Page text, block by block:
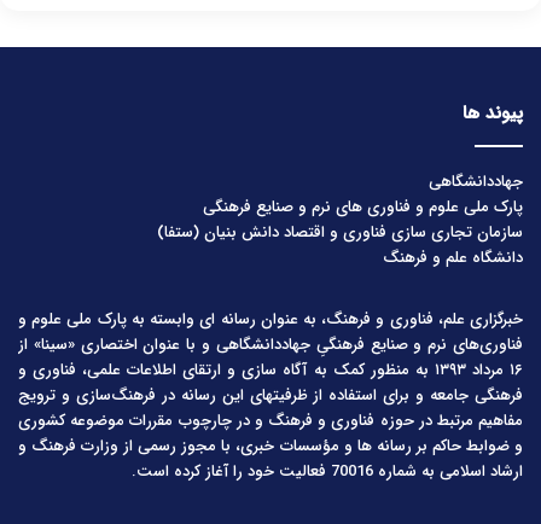
پیوند ها
جهاددانشگاهی
پارک ملی علوم و فناوری های نرم و صنایع فرهنگی
سازمان تجاری سازی فناوری و اقتصاد دانش بنیان (ستفا)
دانشگاه علم و فرهنگ
خبرگزاری علم، فناوری و فرهنگ، به عنوان رسانه ای وابسته به پارک ملی علوم و
فناوری‌های نرم و صنایع فرهنگیِ جهاددانشگاهی و با عنوان اختصاری «سینا» از
۱۶ مرداد ۱۳۹۳ به منظور کمک به آگاه سازی و ارتقای اطلاعات علمی، فناوری و
فرهنگی جامعه و برای استفاده از ظرفیتهای این رسانه در فرهنگ‌سازی و ترویج
مفاهیم مرتبط در حوزه فناوری و فرهنگ و در چارچوب مقررات موضوعه کشوری
و ضوابط حاکم بر رسانه ها و مؤسسات خبری، با مجوز رسمی از وزارت فرهنگ و
ارشاد اسلامی به شماره 70016 فعالیت خود را آغاز کرده است.